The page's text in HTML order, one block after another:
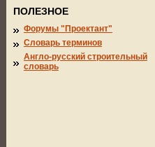
ПОЛЕЗНОЕ
Форумы "Проектант"
Словарь терминов
Англо-русский строительный
словарь